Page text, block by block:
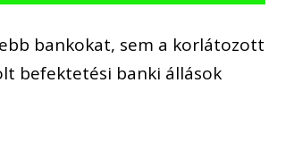
bankokat, sem a korlátozott
befektetési banki állások